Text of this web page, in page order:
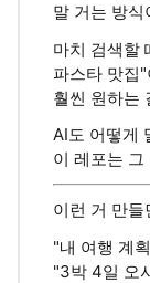
말 거는 방
마치 검색할
파스타 맛집"
훨씬 원하는
AI도 어떻게
이 레포는 그
이런 거 만
"내 여행 계
"3박 4일 오